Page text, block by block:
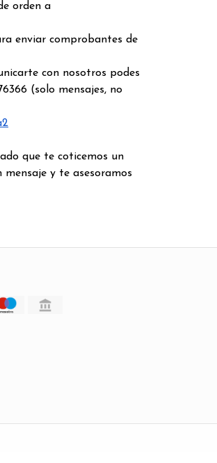
orden a
enviar comprobantes de
con nosotros podes
(solo mensajes, no
que te coticemos un
y te asesoramos